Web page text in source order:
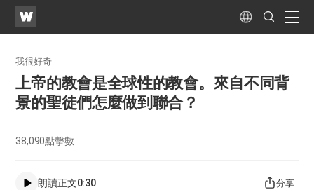
WATV
Language
Search
Submit
我很好奇
上帝的教會是全球性的教會。來自不同背
景的聖徒們怎麼做到聯合？
38,090點擊數
朗讀正文0:30 分享